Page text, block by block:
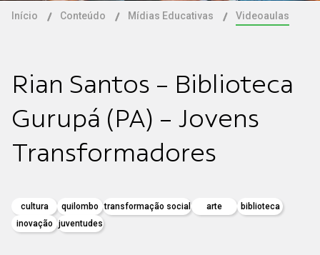
Início Conteúdo Mídias Educativas Videoaulas
Rian Santos - Biblioteca
Gurupá (PA) - Jovens
Transformadores
cultura quilombo transformação social arte
biblioteca
inovação
juventudes